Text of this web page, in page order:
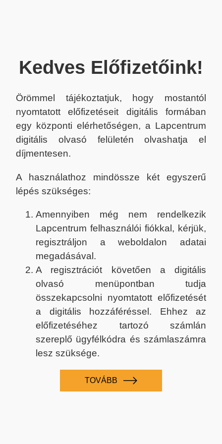
Kedves Előfizetőink!
Örömmel tájékoztatjuk, hogy mostantól
nyomtatott előfizetéseit digitális formában
egy központi elérhetőségen, a Lapcentrum
digitális olvasó felületén olvashatja el
díjmentesen.
A használathoz mindössze két egyszerű
lépés szükséges:
Amennyiben még nem rendelkezik
Lapcentrum felhasználói fiókkal, kérjük,
regisztráljon a weboldalon adatai
megadásával.
A regisztrációt követően a digitális
olvasó menüpontban tudja
összekapcsolni nyomtatott előfizetését
a digitális hozzáféréssel. Ehhez az
előfizetéséhez tartozó számlán
szereplő ügyfélkódra és számlaszámra
lesz szüksége.
TOVÁBB